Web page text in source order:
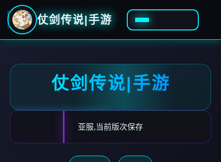
仗剑传说|手游
仗剑传说|手游
亚服,当前版次保存